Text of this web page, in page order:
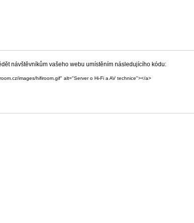
návštěvníkům vašeho webu umístěním následujícího kódu:
images/hifiroom.gif" alt="Server o Hi-Fi a AV technice"></a>